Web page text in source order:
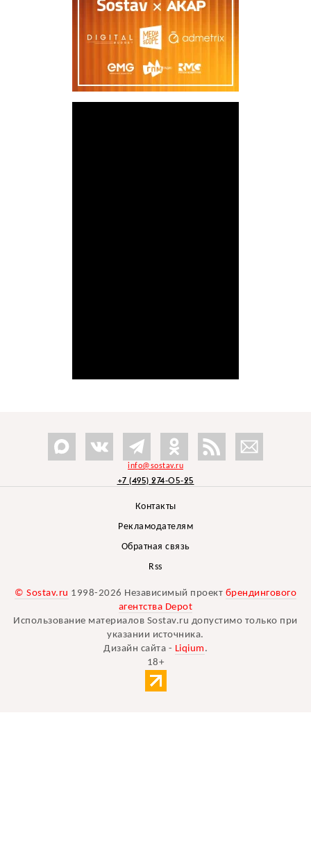
info@sostav.ru
+7 (495) 274-05-25
Контакты
Рекламодателям
Обратная связь
Rss
© Sostav.ru 1998-2026 Независимый проект брендингового
агентства Depot
Использование материалов Sostav.ru допустимо только при
указании источника.
Дизайн сайта - Liqium .
18+